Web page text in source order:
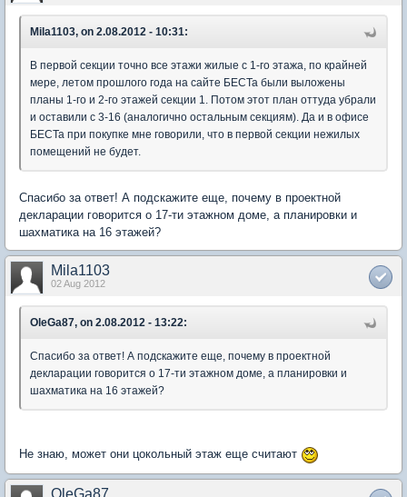
Mila1103, on 2.08.2012 - 10:31:
В первой секции точно все этажи жилые с 1-го этажа, по крайней
мере, летом прошлого года на сайте БЕСТа были выложены
планы 1-го и 2-го этажей секции 1. Потом этот план оттуда убрали
и оставили с 3-16 (аналогично остальным секциям). Да и в офисе
БЕСТа при покупке мне говорили, что в первой секции нежилых
помещений не будет.
Спасибо за ответ! А подскажите еще, почему в проектной
декларации говорится о 17-ти этажном доме, а планировки и
шахматика на 16 этажей?
Mila1103
02 Aug 2012
OleGa87, on 2.08.2012 - 13:22:
Спасибо за ответ! А подскажите еще, почему в проектной
декларации говорится о 17-ти этажном доме, а планировки и
шахматика на 16 этажей?
Не знаю, может они цокольный этаж еще считают
OleGa87